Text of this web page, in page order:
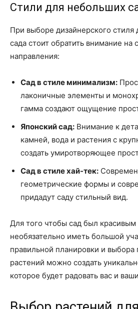
Стили для небольших
При выборе дизайнерского стиля
сада стоит обратить внимание
направления:
Сад в стиле минимализм:
лаконичные элементы и
гамма создают ощущение
Японский сад: Внимание к
камней, вода и растения с
создать умиротворяющее
Сад в стиле хай-тек:
геометрические формы и
придадут саду стильный вид.
Для того чтобы сад был
необязательно иметь большой
правильной планировки и
растений можно создать
которое будет радовать вас и